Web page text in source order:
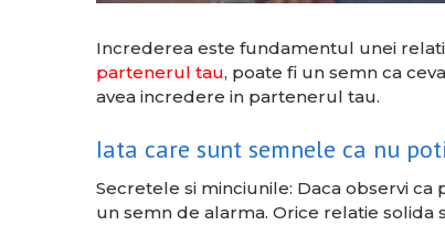
Increderea este fundamentul unei
partenerul tau, poate fi un semn ca
avea incredere in partenerul tau.
Iata care sunt semnele ca nu
Secretele si minciunile: Daca observi
un semn de alarma. Orice relatie solida